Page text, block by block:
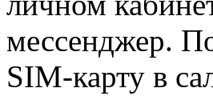
мессенджер.
SIM-карту в